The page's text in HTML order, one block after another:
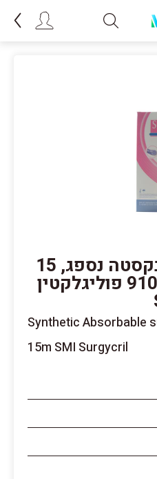
חוט ויקריל 2/0 בקסטה נספג, 15
מטר סורג'יקריל 910 פוליגלקטין
Synthetic Absorbable
15m SMI Surgycril